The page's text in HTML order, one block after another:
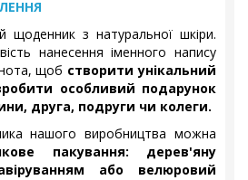
щоденник з натуральної шкіри.
нанесення іменного напису
щоб створити унікальний
особливий подарунок
друга, подруги чи колеги.
нашого виробництва можна
пакування: дерев'яну
або велюровий